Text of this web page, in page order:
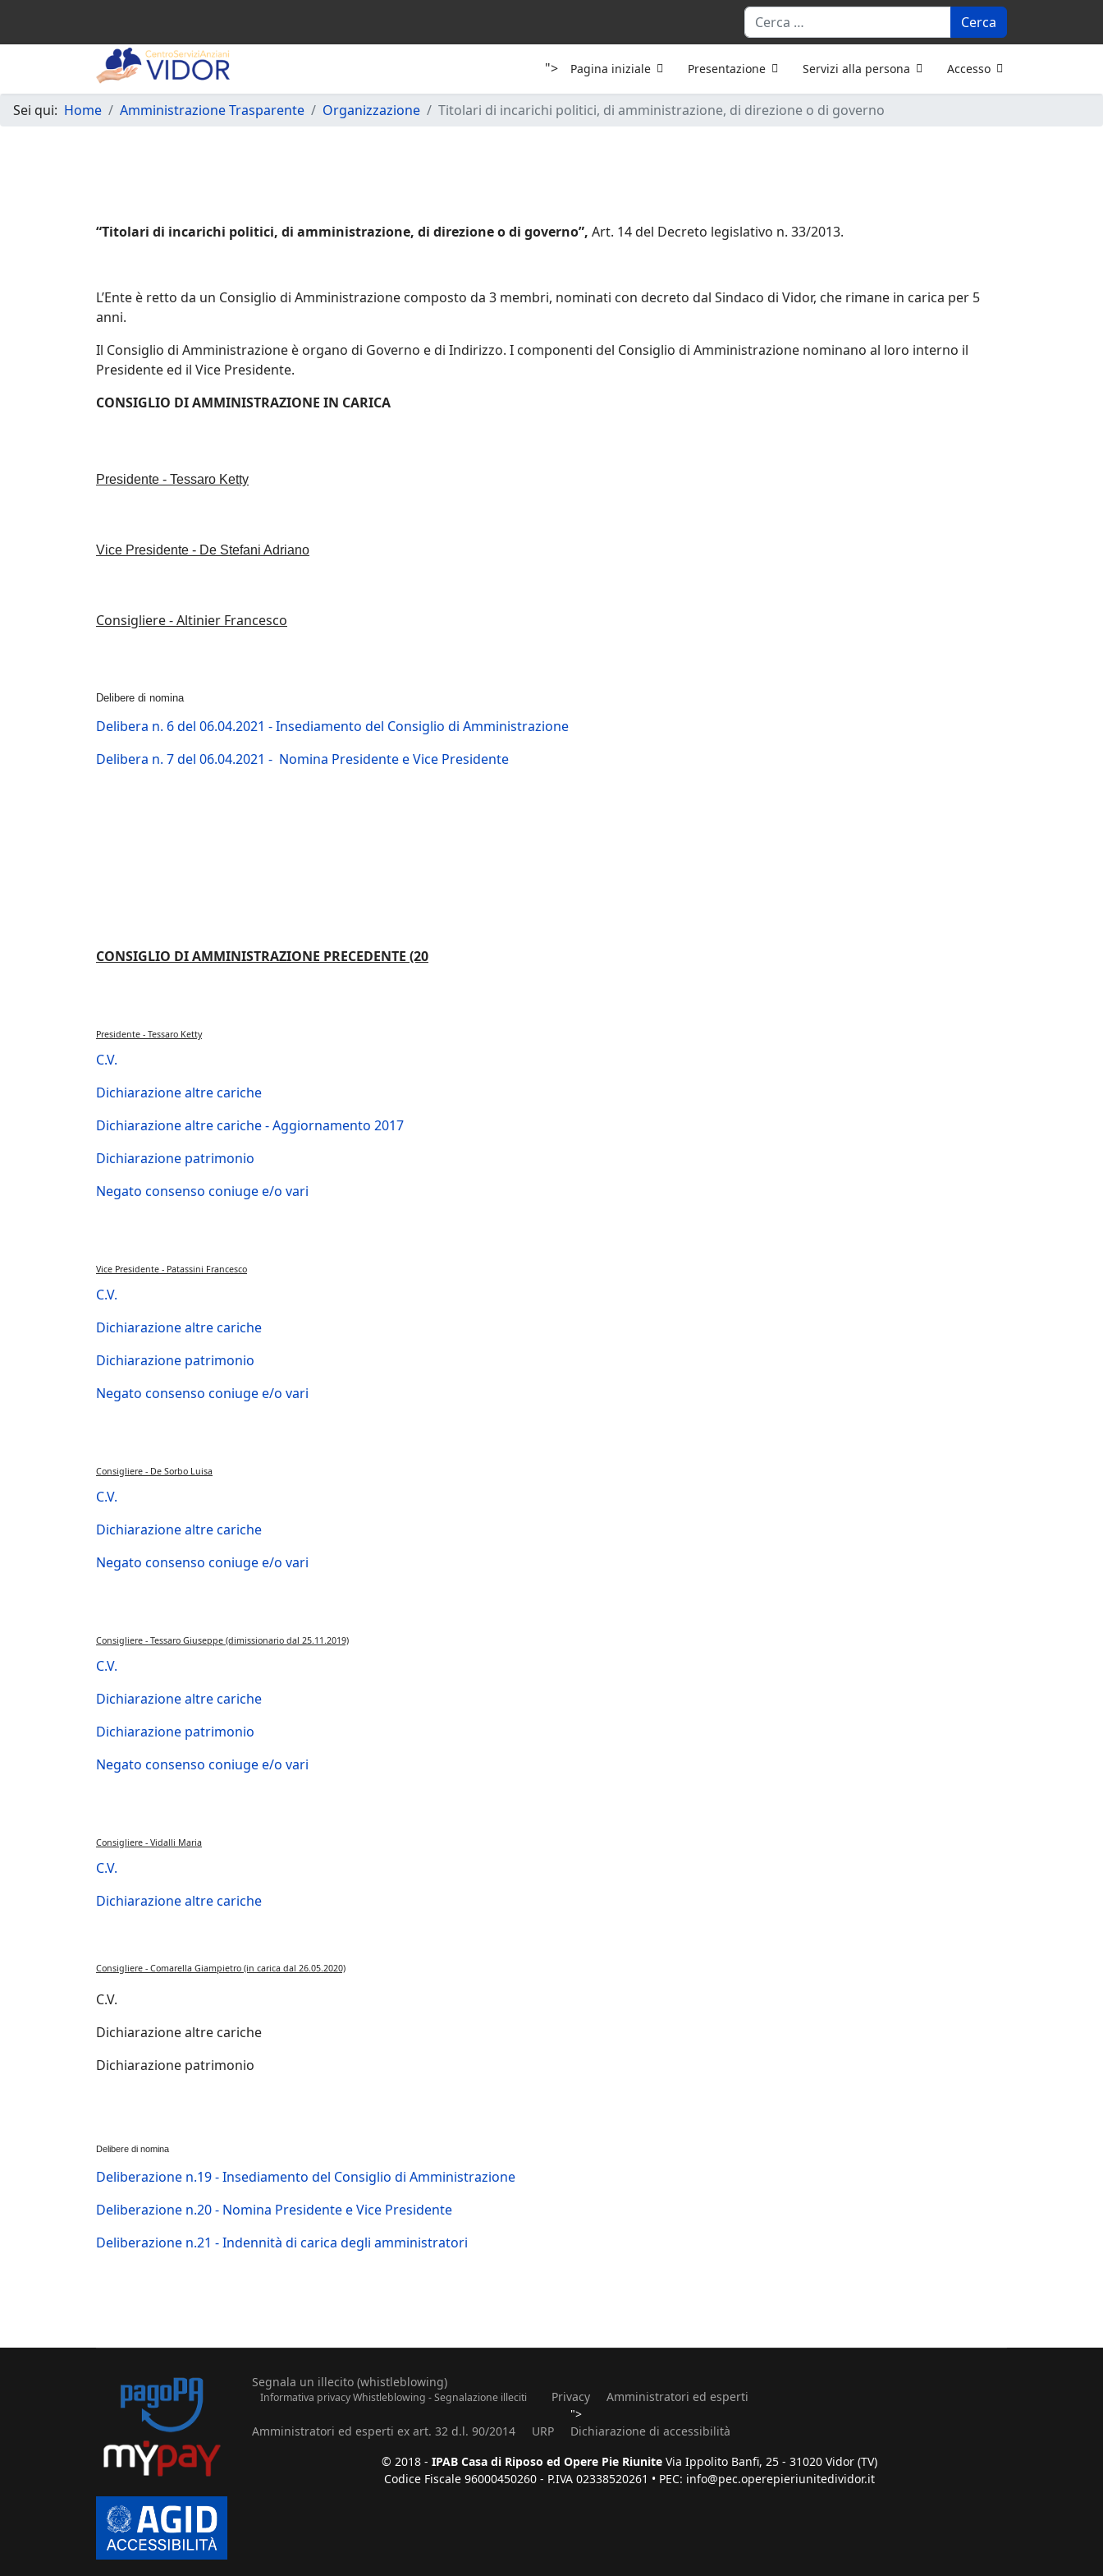
Cerca
"> Pagina iniziale Presentazione Servizi alla persona Accesso
Sei qui: Home Amministrazione Trasparente Organizzazione Titolari di incarichi politici, di amministrazione, di direzione o di governo
“Titolari di incarichi politici, di amministrazione, di direzione o di governo”, Art. 14 del Decreto legislativo n. 33/2013.
L’Ente è retto da un Consiglio di Amministrazione composto da 3 membri, nominati con decreto dal Sindaco di Vidor, che rimane in carica per 5
anni.
Il Consiglio di Amministrazione è organo di Governo e di Indirizzo. I componenti del Consiglio di Amministrazione nominano al loro interno il
Presidente ed il Vice Presidente.
CONSIGLIO DI AMMINISTRAZIONE IN CARICA
Presidente - Tessaro Ketty
Vice Presidente - De Stefani Adriano
Consigliere - Altinier Francesco
Delibere di nomina
Delibera n. 6 del 06.04.2021 - Insediamento del Consiglio di Amministrazione
Delibera n. 7 del 06.04.2021 - Nomina Presidente e Vice Presidente
CONSIGLIO DI AMMINISTRAZIONE PRECEDENTE (20
Presidente - Tessaro Ketty
C.V.
Dichiarazione altre cariche
Dichiarazione altre cariche - Aggiornamento 2017
Dichiarazione patrimonio
Negato consenso coniuge e/o vari
Vice Presidente - Patassini Francesco
C.V.
Dichiarazione altre cariche
Dichiarazione patrimonio
Negato consenso coniuge e/o vari
Consigliere - De Sorbo Luisa
C.V.
Dichiarazione altre cariche
Negato consenso coniuge e/o vari
Consigliere - Tessaro Giuseppe (dimissionario dal 25.11.2019)
C.V.
Dichiarazione altre cariche
Dichiarazione patrimonio
Negato consenso coniuge e/o vari
Consigliere - Vidalli Maria
C.V.
Dichiarazione altre cariche
Consigliere - Comarella Giampietro (in carica dal 26.05.2020)
C.V.
Dichiarazione altre cariche
Dichiarazione patrimonio
Delibere di nomina
Deliberazione n.19 - Insediamento del Consiglio di Amministrazione
Deliberazione n.20 - Nomina Presidente e Vice Presidente
Deliberazione n.21 - Indennità di carica degli amministratori
Segnala un illecito (whistleblowing)
Informativa privacy Whistleblowing - Segnalazione illeciti Privacy Amministratori ed esperti
Amministratori ed esperti ex art. 32 d.l. 90/2014 URP
">
Dichiarazione di accessibilità
© 2018 - IPAB Casa di Riposo ed Opere Pie Riunite Via Ippolito Banfi, 25 - 31020 Vidor (TV)
Codice Fiscale 96000450260 - P.IVA 02338520261 • PEC: info@pec.operepieriunitedividor.it